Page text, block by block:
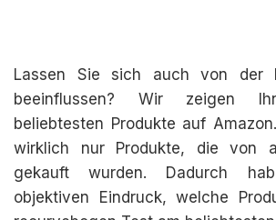
Lassen Sie sich auch von der
beeinflussen? Wir zeigen
beliebtesten Produkte auf
wirklich nur Produkte, die von
gekauft wurden. Dadurch
objektiven Eindruck, welche